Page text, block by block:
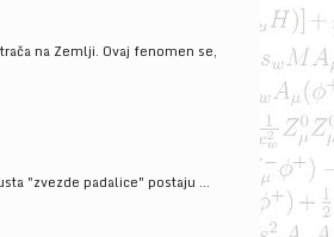
na Zemlji. Ovaj fenomen se,
"zvezde padalice" postaju ...